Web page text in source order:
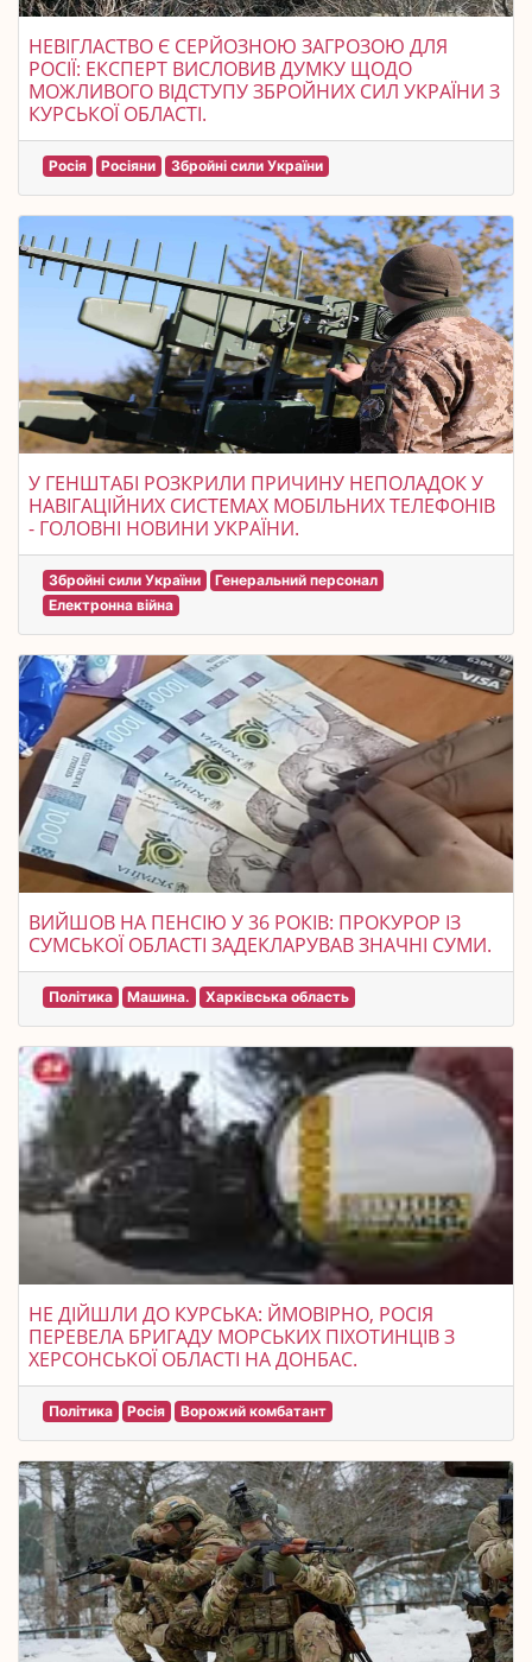
НЕВІГЛАСТВО Є СЕРЙОЗНОЮ ЗАГРОЗОЮ ДЛЯ
РОСІЇ: ЕКСПЕРТ ВИСЛОВИВ ДУМКУ ЩОДО
МОЖЛИВОГО ВІДСТУПУ ЗБРОЙНИХ СИЛ УКРАЇНИ З
КУРСЬКОЇ ОБЛАСТІ.
Росія Росіяни Збройні сили України
У ГЕНШТАБІ РОЗКРИЛИ ПРИЧИНУ НЕПОЛАДОК У
НАВІГАЦІЙНИХ СИСТЕМАХ МОБІЛЬНИХ ТЕЛЕФОНІВ
- ГОЛОВНІ НОВИНИ УКРАЇНИ.
Збройні сили України
Генеральний персонал
Електронна війна
ВИЙШОВ НА ПЕНСІЮ У 36 РОКІВ: ПРОКУРОР ІЗ
СУМСЬКОЇ ОБЛАСТІ ЗАДЕКЛАРУВАВ ЗНАЧНІ СУМИ.
Політика Машина. Харківська область
НЕ ДІЙШЛИ ДО КУРСЬКА: ЙМОВІРНО, РОСІЯ
ПЕРЕВЕЛА БРИГАДУ МОРСЬКИХ ПІХОТИНЦІВ З
ХЕРСОНСЬКОЇ ОБЛАСТІ НА ДОНБАС.
Політика Росія Ворожий комбатант